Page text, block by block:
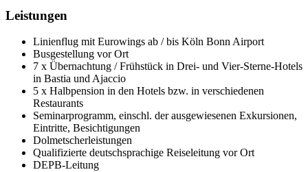
Leistungen
Linienflug mit Eurowings ab / bis Köln Bonn Airport
Busgestellung vor Ort
7 x Übernachtung / Frühstück in Drei- und Vier-Sterne-Hotels
in Bastia und Ajaccio
5 x Halbpension in den Hotels bzw. in verschiedenen
Restaurants
Seminarprogramm, einschl. der ausgewiesenen Exkursionen,
Eintritte, Besichtigungen
Dolmetscherleistungen
Qualifizierte deutschsprachige Reiseleitung vor Ort
DEPB-Leitung